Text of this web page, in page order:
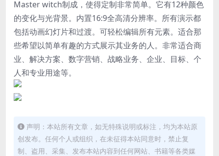
Master witch制成，使得定制非常简单。它有12种颜色
的变化与光背景。内置16:9全高清分辨率。所有演示都
包括动画幻灯片和过渡。可轻松编辑所有元素。适合那
些希望以简单有趣的方式展示其业务的人。非常适合商
业、解决方案、数字营销、战略业务、企业、目标、个
人和专业用途等。
声明：本站所有文章，如无特殊说明或标注，均为本站原
创发布。任何个人或组织，在未征得本站同意时，禁止复
制、盗用、采集、发布本站内容到任何网站、书籍等各类媒